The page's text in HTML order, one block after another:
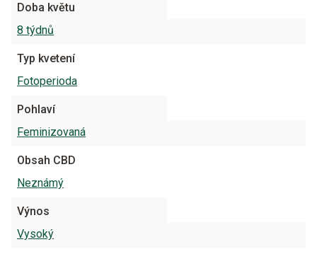
Doba květu
8 týdnů
Typ kvetení
Fotoperioda
Pohlaví
Feminizovaná
Obsah CBD
Neznámý
Výnos
Vysoký